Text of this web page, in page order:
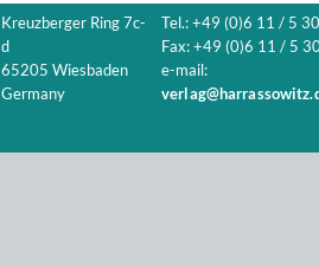
Kreuzberger Ring 7c-
d
65205 Wiesbaden
Germany
Tel.: +49 (0)6 11 / 5
Fax: +49 (0)6 11 / 5
e-mail: